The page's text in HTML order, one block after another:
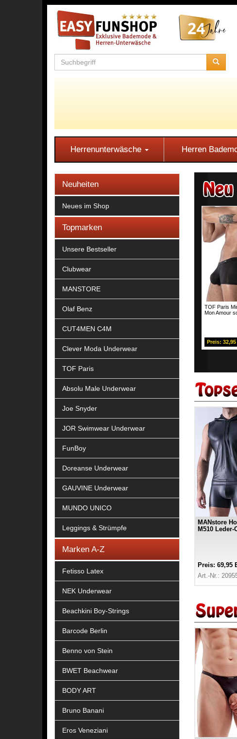
Herrenunterwäsche Herren
Neuheiten
Neues im Shop
Topmarken
Unsere Bestseller
Clubwear
MANSTORE
Olaf Benz
CUT4MEN C4M
Clever Moda Underwear
TOF Paris
Absolu Male Underwear
Joe Snyder
JOR Swimwear Underwear
FunBoy
Doreanse Underwear
GAUVINE Underwear
MUNDO UNICO
Leggings & Strümpfe
Marken A-Z
Fetisso Latex
NEK Underwear
Beachkini Boy-Strings
Barcode Berlin
Benno von Stein
BWET Beachwear
BODY ART
Bruno Banani
Eros Veneziani
TOF Paris
Mon Amour
Preis: 32,95
MANstore
M510 Leder-
Preis: 69,95
Art.-Nr.: